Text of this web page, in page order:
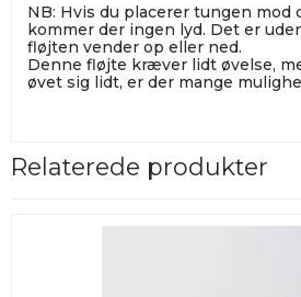
NB: Hvis du placerer tungen mod
kommer der ingen lyd. Det er
fløjten vender op eller ned.
Denne fløjte kræver lidt øvelse,
øvet sig lidt, er der mange
Relaterede produkter